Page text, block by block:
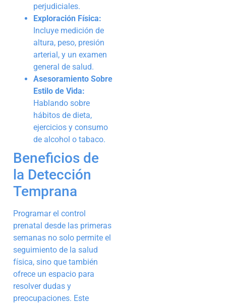
perjudiciales.
Exploración Física:
Incluye medición de
altura, peso, presión
arterial, y un examen
general de salud.
Asesoramiento Sobre
Estilo de Vida:
Hablando sobre
hábitos de dieta,
ejercicios y consumo
de alcohol o tabaco.
Beneficios de
la Detección
Temprana
Programar el control
prenatal desde las primeras
semanas no solo permite el
seguimiento de la salud
física, sino que también
ofrece un espacio para
resolver dudas y
preocupaciones. Este